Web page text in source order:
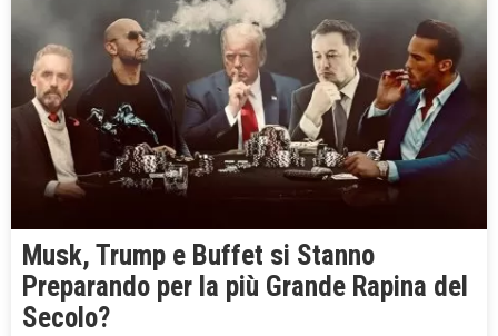
Musk, Trump e Buffet si Stanno
Preparando per la più Grande Rapina del
Secolo?